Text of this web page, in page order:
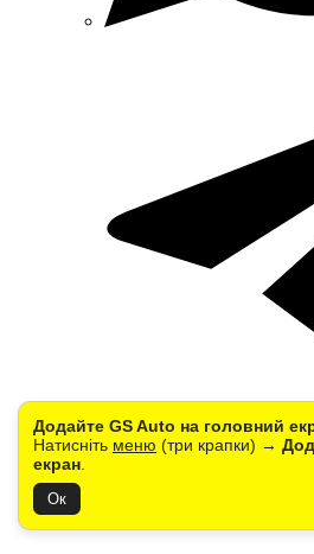
Додайте GS Auto на головний
Натисніть меню (три крапки) →
екран
Ок
Компанія
Допомога